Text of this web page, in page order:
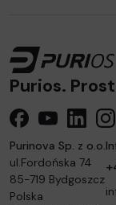
Purios.
Purios FBYouTubelinkedin
Purinova Sp. z o.o.
ul.Fordońska 74
85-719 Bydgoszcz
Polska